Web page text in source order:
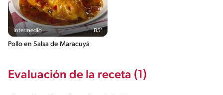
Intermedio 85'
Pollo en Salsa de Maracuyá
Evaluación de la receta (1)